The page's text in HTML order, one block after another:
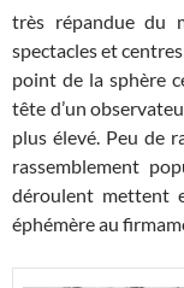
très répandue du
spectacles et
point de la sphère
tête d’un
plus élevé. Peu de
rassemblement
déroulent mettent
éphémère au